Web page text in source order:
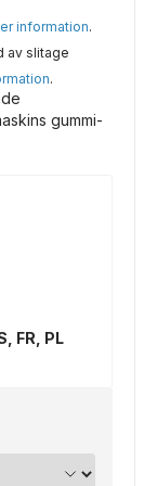
information.
av slitage
.
gummi-
FR, PL